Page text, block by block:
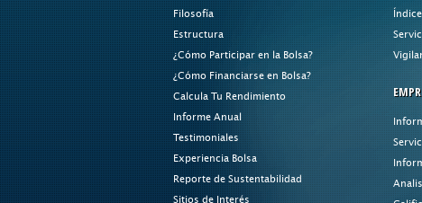
Filosofía
Estructura
¿Cómo Participar en la Bolsa?
¿Cómo Financiarse en Bolsa?
Calcula Tu Rendimiento
Informe Anual
Testimoniales
Experiencia Bolsa
Reporte de Sustentabilidad
Sitios de Interés